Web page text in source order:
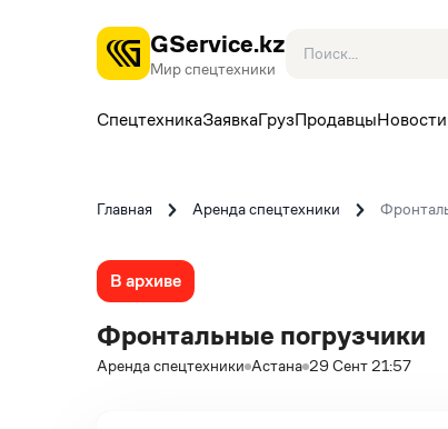
GService.kz
Мир спецтехники
СпецтехникаЗаявкаГрузПродавцыНовости
Главная Аренда спецтехники
В архиве
Фронтальные погрузчики
Аренда спецтехники Астана 29 Сент 21:57